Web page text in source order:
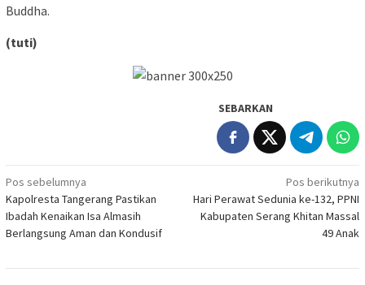
Buddha.
(tuti)
SEBARKAN
Navigasi
pos
Pos sebelumnya
Kapolresta Tangerang Pastikan
Ibadah Kenaikan Isa Almasih
Berlangsung Aman dan Kondusif
Pos berikutnya
Hari Perawat Sedunia ke-132, PPNI
Kabupaten Serang Khitan Massal
49 Anak